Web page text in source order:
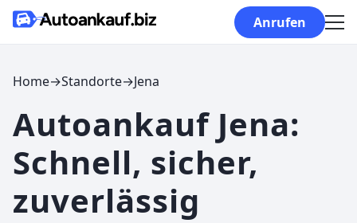
Skip to content
Anrufen
Home→Standorte→Jena
Autoankauf Jena:
Schnell, sicher,
zuverlässig